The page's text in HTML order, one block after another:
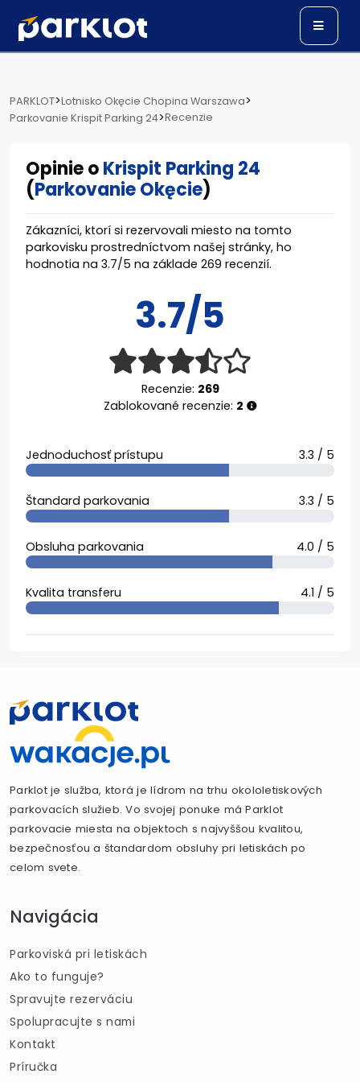
PARKLOT>Lotnisko Okęcie Chopina Warszawa>
Parkovanie Krispit Parking 24>Recenzie
Opinie oKrispit Parking 24
(Parkovanie Okęcie)
Zákazníci, ktorí si rezervovali miesto na tomto
parkovisku prostredníctvom našej stránky, ho
hodnotia na 3.7/5 na základe 269 recenzií.
3.7/5
Recenzie: 269
Zablokované recenzie: 2
Jednoduchosť prístupu 3.3 / 5
Štandard parkovania 3.3 / 5
Obsluha parkovania 4.0 / 5
Kvalita transferu 4.1 / 5
Parklot je služba, ktorá je lídrom na trhu okololetiskových
parkovacích služieb. Vo svojej ponuke má Parklot
parkovacie miesta na objektoch s najvyššou kvalitou,
bezpečnosťou a štandardom obsluhy pri letiskách po
celom svete.
Navigácia
Parkoviská pri letiskách
Ako to funguje?
Spravujte rezerváciu
Spolupracujte s nami
Kontakt
Príručka